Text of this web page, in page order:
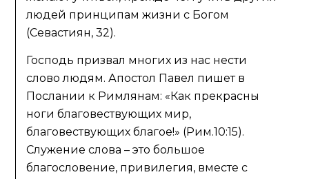
людей принципам жизни с Богом
(Севастиян, 32).
Господь призвал многих из нас нести
слово людям. Апостол Павел пишет в
Послании к Римлянам: «Как прекрасны
ноги благовествующих мир,
благовествующих благое!» (Рим.10:15).
Служение слова – это большое
благословение, привилегия, вместе с